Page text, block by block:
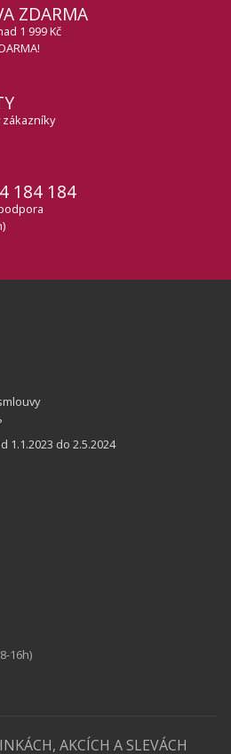
ZDARMA
1 999 Kč
zákazníky
184 184
1.1.2023 do 2.5.2024
16h)
AKCÍCH A SLEVÁCH